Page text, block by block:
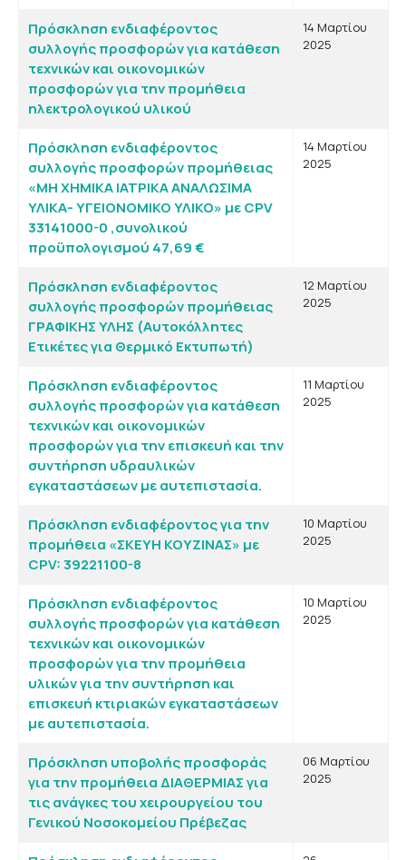
Πρόσκληση ενδιαφέροντος
συλλογής προσφορών για κατάθεση
τεχνικών και οικονομικών
προσφορών για την προμήθεια
ηλεκτρολογικού υλικού
14 Μαρτίου
2025
Πρόσκληση ενδιαφέροντος
συλλογής προσφορών προμήθειας
«ΜΗ ΧΗΜΙΚΑ ΙΑΤΡΙΚΑ ΑΝΑΛΩΣΙΜΑ
ΥΛΙΚΑ- ΥΓΕΙΟΝΟΜΙΚΟ ΥΛΙΚΟ» με CPV
33141000-0 ,συνολικού
προϋπολογισμού 47,69 €
14 Μαρτίου
2025
Πρόσκληση ενδιαφέροντος
συλλογής προσφορών προμήθειας
ΓΡΑΦΙΚΗΣ ΥΛΗΣ (Αυτοκόλλητες
Ετικέτες για Θερμικό Εκτυπωτή)
12 Μαρτίου
2025
Πρόσκληση ενδιαφέροντος
συλλογής προσφορών για κατάθεση
τεχνικών και οικονομικών
προσφορών για την επισκευή και την
συντήρηση υδραυλικών
εγκαταστάσεων με αυτεπιστασία.
11 Μαρτίου
2025
Πρόσκληση ενδιαφέροντος για την
προμήθεια «ΣΚΕΥΗ ΚΟΥΖΙΝΑΣ» με
CPV: 39221100-8
10 Μαρτίου
2025
Πρόσκληση ενδιαφέροντος
συλλογής προσφορών για κατάθεση
τεχνικών και οικονομικών
προσφορών για την προμήθεια
υλικών για την συντήρηση και
επισκευή κτιριακών εγκαταστάσεων
με αυτεπιστασία.
10 Μαρτίου
2025
Πρόσκληση υποβολής προσφοράς
για την προμήθεια ΔΙΑΘΕΡΜΙΑΣ για
τις ανάγκες του χειρουργείου του
Γενικού Νοσοκομείου Πρέβεζας
06 Μαρτίου
2025